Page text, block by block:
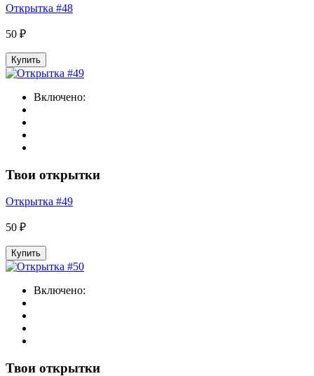
Открытка #48
50 ₽
Купить
Включено:
Твои открытки
Открытка #49
50 ₽
Купить
Включено:
Твои открытки